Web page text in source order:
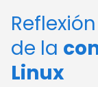
de la
Linux